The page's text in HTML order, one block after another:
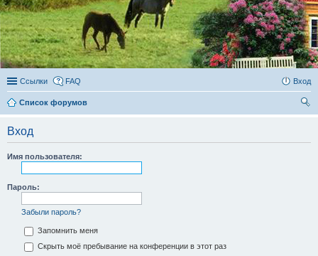
Ссылки FAQ Вход
Список форумов
Вход
Имя пользователя:
Пароль:
Забыли пароль?
Запомнить меня
Скрыть моё пребывание на конференции в этот раз